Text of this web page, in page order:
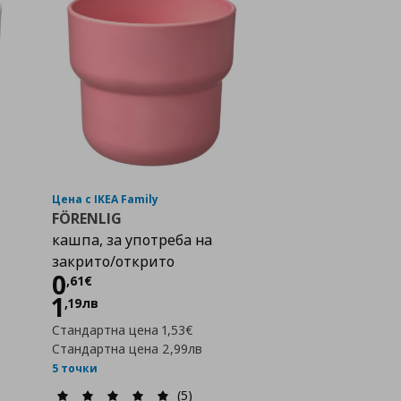
с любими
Цена с IKEA Family
FÖRENLIG
кашпа, за употреба на
закрито/открито
0,61€
Цена
1,19лв
Стандартна цена1,53€
Стандартна цена 2,99лв
5 точки
(5)